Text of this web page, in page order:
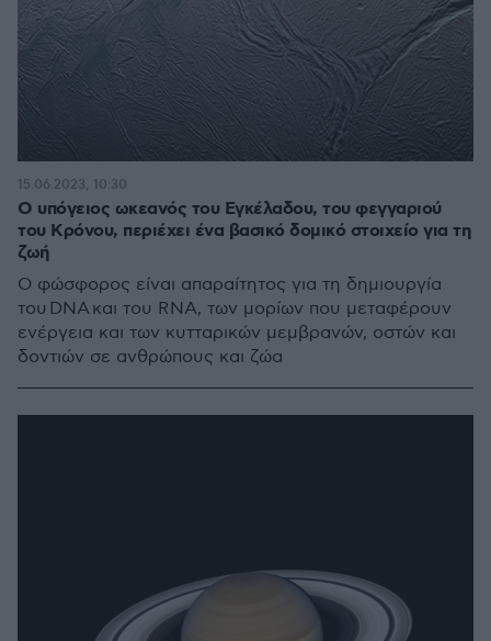
Ο υπόγειος ωκεανός του Εγκέλαδου, του φεγγαριού
του Κρόνου, περιέχει ένα βασικό δομικό στοιχείο για τη
ζωή
Ο φώσφορος είναι απαραίτητος για τη δημιουργία
του DNA και του RNA, των μορίων που μεταφέρουν
ενέργεια και των κυτταρικών μεμβρανών, οστών και
δοντιών σε ανθρώπους και ζώα
15.06.2023, 10:30